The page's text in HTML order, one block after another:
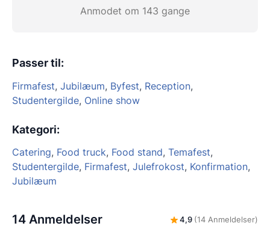
Anmodet om 143 gange
Passer til:
Firmafest, Jubilæum, Byfest, Reception,
Studentergilde, Online show
Kategori:
Catering, Food truck, Food stand, Temafest,
Studentergilde, Firmafest, Julefrokost, Konfirmation,
Jubilæum
14 Anmeldelser 4,9 (14 Anmeldelser)